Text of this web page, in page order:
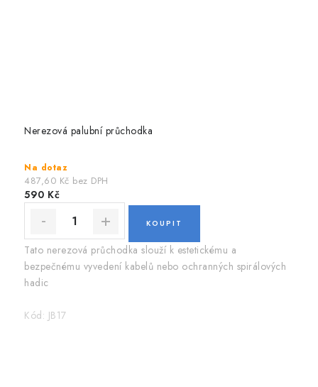
Nerezová palubní průchodka
Na dotaz
487,60 Kč bez DPH
590 Kč
Tato nerezová průchodka slouží k estetickému a
bezpečnému vyvedení kabelů nebo ochranných spirálových
hadic
Kód: JB17